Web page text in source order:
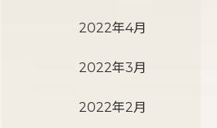
2022年4月
2022年3月
2022年2月